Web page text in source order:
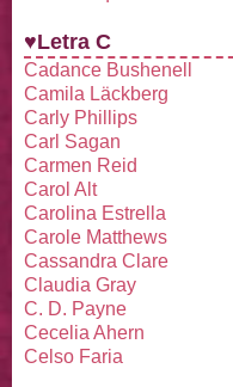
♥Letra C
Cadance Bushenell
Camila Läckberg
Carly Phillips
Carl Sagan
Carmen Reid
Carol Alt
Carolina Estrella
Carole Matthews
Cassandra Clare
Claudia Gray
C. D. Payne
Cecelia Ahern
Celso Faria